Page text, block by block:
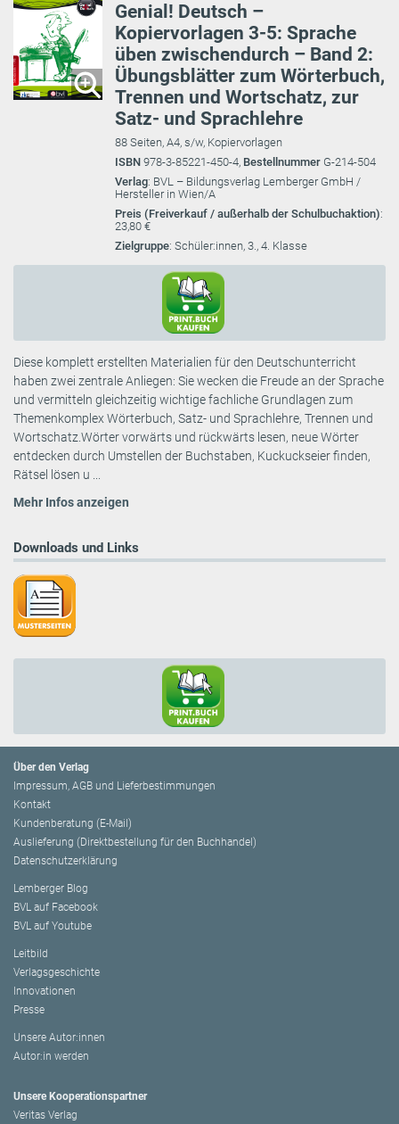
Genial! Deutsch –
Kopiervorlagen 3-5: Sprache
üben zwischendurch – Band 2:
Übungsblätter zum Wörterbuch,
Trennen und Wortschatz, zur
Satz- und Sprachlehre
88 Seiten, A4, s/w, Kopiervorlagen
ISBN 978-3-85221-450-4, Bestellnummer G-214-504
Verlag: BVL – Bildungsverlag Lemberger GmbH /
Hersteller in Wien/A
Preis (Freiverkauf / außerhalb der Schulbuchaktion):
23,80 €
Zielgruppe: Schüler:innen, 3., 4. Klasse
Diese komplett erstellten Materialien für den Deutschunterricht
haben zwei zentrale Anliegen: Sie wecken die Freude an der Sprache
und vermitteln gleichzeitig wichtige fachliche Grundlagen zum
Themenkomplex Wörterbuch, Satz- und Sprachlehre, Trennen und
Wortschatz.Wörter vorwärts und rückwärts lesen, neue Wörter
entdecken durch Umstellen der Buchstaben, Kuckuckseier finden,
Rätsel lösen u ...
Mehr Infos anzeigen
Downloads und Links
Über den Verlag
Impressum, AGB und Lieferbestimmungen
Kontakt
Kundenberatung (E-Mail)
Auslieferung (Direktbestellung für den Buchhandel)
Datenschutzerklärung
Lemberger Blog
BVL auf Facebook
BVL auf Youtube
Leitbild
Verlagsgeschichte
Innovationen
Presse
Unsere Autor:innen
Autor:in werden
Unsere Kooperationspartner
Veritas Verlag